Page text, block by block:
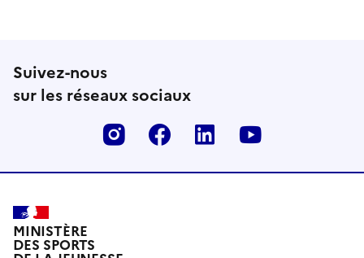
Suivez-nous
sur les réseaux sociaux
InstagramFacebookLinkedin
MINISTÈRE
DES SPORTS